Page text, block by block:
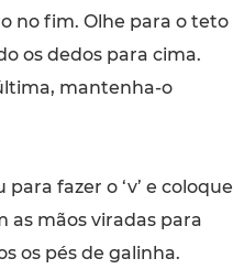
no fim. Olhe para o teto
os dedos para cima.
mantenha-o
fazer o ‘v’ e coloque
as mãos viradas para
os pés de galinha.